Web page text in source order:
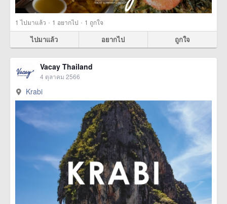
1 ไปมาแล้ว · 1 อยากไป · 1 ถูกใจ
ไปมาแล้ว อยากไป ถูกใจ
Vacay Thailand
4 ตุลาคม 2566
Krabi